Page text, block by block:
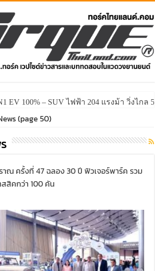
New GWM HAVAL H6 ปรับโฉมหน้าใหม่
(page 50)
าณ ครั้งที่ 47 ฉลอง 30 ปี ฟิวเจอร์พาร์ค รวม
สิคกว่า 100 คัน